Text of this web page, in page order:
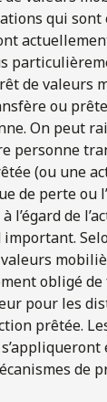
qui
de valeurs
ou
On peut
personne
(ou une
de perte ou
l’égard de
important.
obligé
pour les
prêtée.
de